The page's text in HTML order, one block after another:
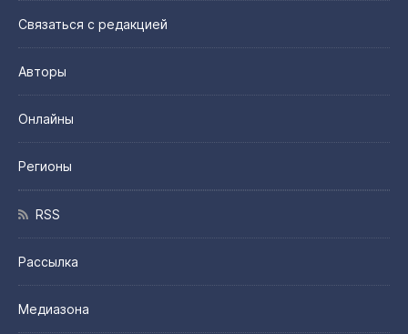
Связаться с редакцией
Авторы
Онлайны
Регионы
RSS
Рассылка
Медиазона